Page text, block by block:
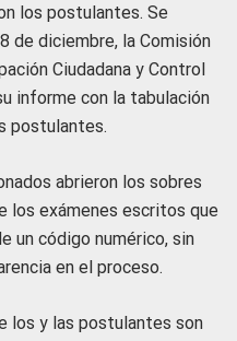
los postulantes. Se
de diciembre, la Comisión
Ciudadana y Control
informe con la tabulación
postulantes.
abrieron los sobres
los exámenes escritos que
un código numérico, sin
en el proceso.
los y las postulantes son